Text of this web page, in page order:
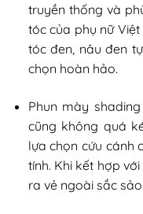
truyền thống và
tóc của phụ nữ
tóc đen, nâu đen
chọn hoàn hảo.
Phun mày
cũng không quá
lựa chọn cứu cánh
tính. Khi kết hợp
ra vẻ ngoài sắc sảo.